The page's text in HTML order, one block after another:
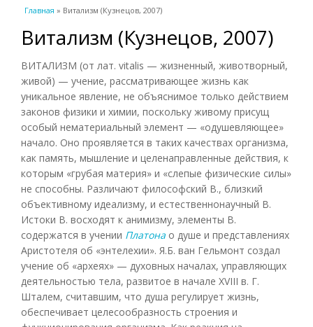
Вы здесь
Главная » Витализм (Кузнецов, 2007)
Витализм (Кузнецов, 2007)
ВИТАЛИЗМ (от лат. vitalis — жизненный, животворный,
живой) — учение, рассматривающее жизнь как
уникальное явление, не объяснимое только действием
законов физики и химии, поскольку живому присущ
особый нематериальный элемент — «одушевляющее»
начало. Оно проявляется в таких качествах организма,
как память, мышление и целенаправленные действия, к
которым «грубая материя» и «слепые физические силы»
не способны. Различают философский В., близкий
объективному идеализму, и естественнонаучный В.
Истоки В. восходят к анимизму, элементы В.
содержатся в учении Платона о душе и представлениях
Аристотеля об «энтелехии». Я.Б. ван Гельмонт создал
учение об «археях» — духовных началах, управляющих
деятельностью тела, развитое в начале XVIII в. Г.
Шталем, считавшим, что душа регулирует жизнь,
обеспечивает целесообразность строения и